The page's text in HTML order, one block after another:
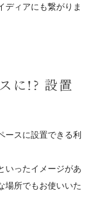
ディアにも繋がりま
に!? 設置
ースに設置できる利
いったイメージがあ
場所でもお使いいた